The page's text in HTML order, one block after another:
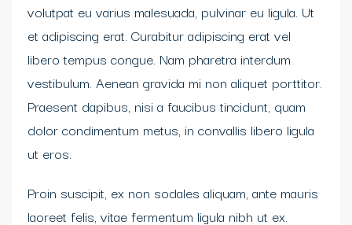
volutpat eu varius malesuada, pulvinar eu ligula. Ut
et adipiscing erat. Curabitur adipiscing erat vel
libero tempus congue. Nam pharetra interdum
vestibulum. Aenean gravida mi non aliquet porttitor.
Praesent dapibus, nisi a faucibus tincidunt, quam
dolor condimentum metus, in convallis libero ligula
ut eros.
Proin suscipit, ex non sodales aliquam, ante mauris
laoreet felis, vitae fermentum ligula nibh ut ex.